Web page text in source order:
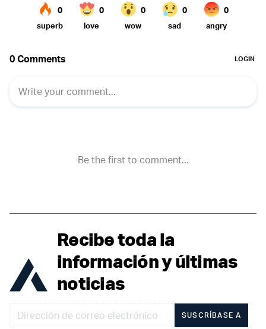
Recibe toda la
información y últimas
noticias
SUSCRÍBASE A